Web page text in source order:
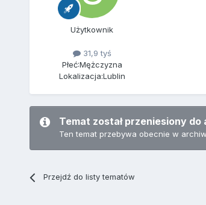
Użytkownik
31,9 tyś
Płeć:Mężczyzna
Lokalizacja:Lublin
Temat został przeniesiony do
Ten temat przebywa obecnie w
Przejdź do listy tematów